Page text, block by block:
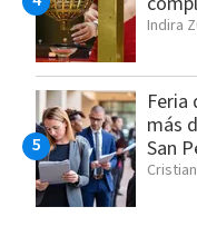
Indira
Feria
más
San